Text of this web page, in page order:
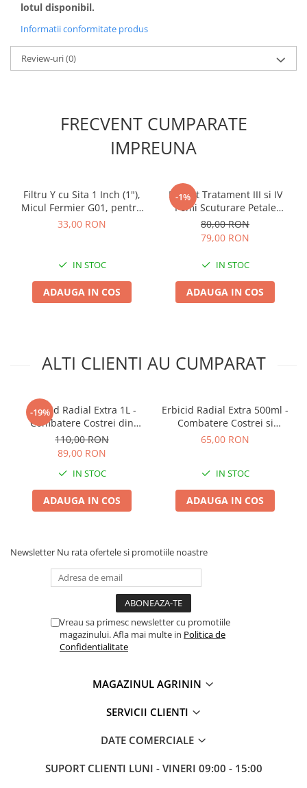
lotul disponibil.
Informatii conformitate produs
Review-uri(0)
FRECVENT CUMPARATE
IMPREUNA
Filtru Y cu Sita 1 Inch (1"),
Micul Fermier G01, pentru
Sisteme de Irigatii si Pompe
33,00 RON
IN STOC
ADAUGA IN COS
-1%
Pachet Tratament III si IV
Pomi Scuturare Petale
Solarex - Kit Profesional
Complet pentru 100L Apa
80,00 RON
79,00 RON
IN STOC
ADAUGA IN COS
ALTI CLIENTI AU CUMPARAT
-19%
Erbicid Radial Extra 1L -
Combatere Costrei din
Rizomi in Cultura de
Porumb
110,00 RON
89,00 RON
IN STOC
ADAUGA IN COS
Erbicid Radial Extra 500ml -
Combatere Costrei si
Graminee in Cultura de
65,00 RON
IN STOC
ADAUGA IN COS
Newsletter Nu rata ofertele si promotiile noastre
Vreau sa primesc newsletter cu promotiile
magazinului. Afla mai multe in Politica de
Confidentialitate
MAGAZINUL AGRININ
SERVICII CLIENTI
DATE COMERCIALE
SUPORT CLIENTI LUNI - VINERI 09:00 - 15:00